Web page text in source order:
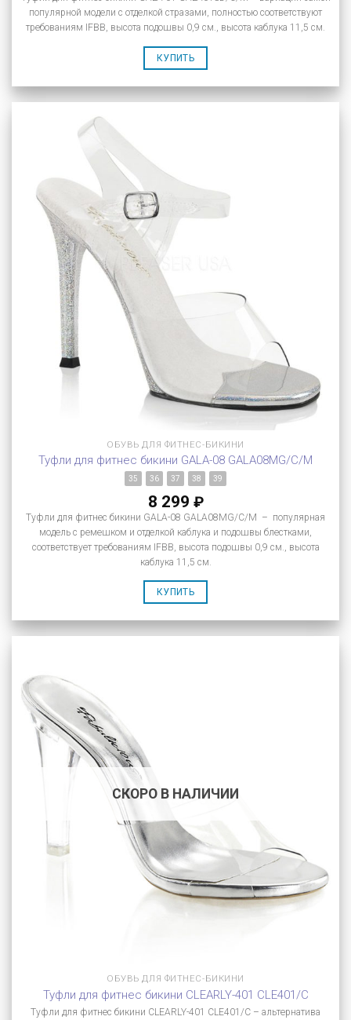
популярной модели с отделкой стразами, полностью соответствуют
требованиям IFBB, высота подошвы 0,9 см., высота каблука 11,5 см.
КУПИТЬ
ОБУВЬ ДЛЯ ФИТНЕС-БИКИНИ
Туфли для фитнес бикини GALA-08 GALA08MG/C/M
35 36 37 38 39
8 299 ₽
Туфли для фитнес бикини GALA-08 GALA08MG/C/M – популярная
модель с ремешком и отделкой каблука и подошвы блестками,
соответствует требованиям IFBB, высота подошвы 0,9 см., высота
каблука 11,5 см.
КУПИТЬ
СКОРО В НАЛИЧИИ
ОБУВЬ ДЛЯ ФИТНЕС-БИКИНИ
Туфли для фитнес бикини CLEARLY-401 CLE401/C
Туфли для фитнес бикини CLEARLY-401 CLE401/C – альтернатива